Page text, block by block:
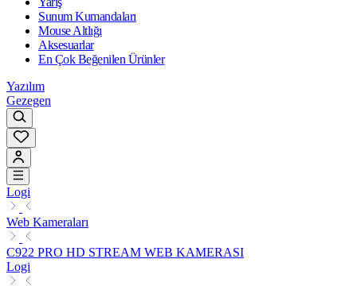
Sunum Kumandaları
Mouse Altlığı
Aksesuarlar
En Çok Beğenilen Ürünler
Yazılım
Gezegen
Logi
Web Kameraları
C922 PRO HD STREAM WEB KAMERASI
Logi